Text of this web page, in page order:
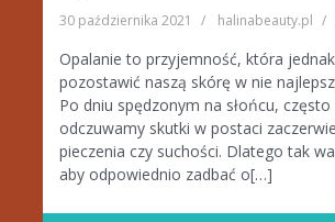
30 października 2021 halinabeauty.pl
Opalanie to przyjemność, która
pozostawić naszą skórę w nie
Po dniu spędzonym na słońcu, często
odczuwamy skutki w postaci
pieczenia czy suchości. Dlatego tak
aby odpowiednio zadbać o[…]